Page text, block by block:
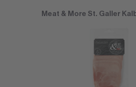
Meat & More St. Galler